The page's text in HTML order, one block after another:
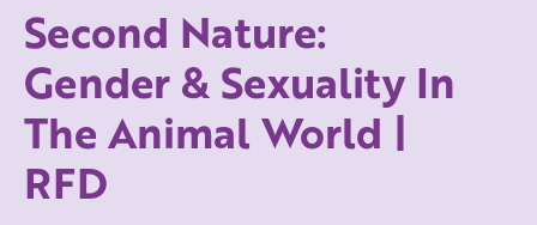
Second Nature:
Gender & Sexuality In
The Animal World |
RFD